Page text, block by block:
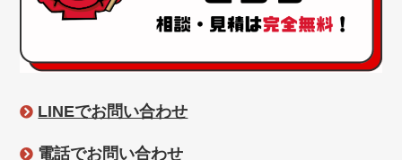
LINEでお問い合わせ
電話でお問い合わせ